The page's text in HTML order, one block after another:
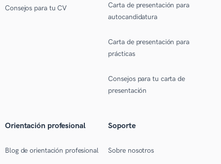
Consejos para tu CV
Carta de presentación para
autocandidatura
Carta de presentación para
prácticas
Consejos para tu carta de
presentación
Orientación profesional
Blog de orientación profesional
Soporte
Sobre nosotros